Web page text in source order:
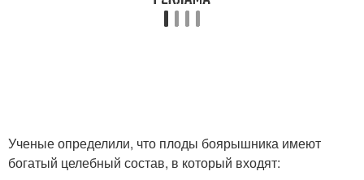
Ученые определили, что плоды боярышника имеют
богатый целебный состав, в который входят: